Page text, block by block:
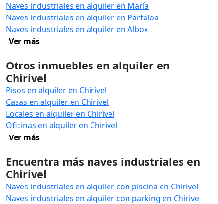
Naves industriales en alquiler en María
Naves industriales en alquiler en Partaloa
Naves industriales en alquiler en Albox
Ver más
Otros inmuebles en alquiler en
Chirivel
Pisos en alquiler en Chirivel
Casas en alquiler en Chirivel
Locales en alquiler en Chirivel
Oficinas en alquiler en Chirivel
Ver más
Encuentra más naves industriales en
Chirivel
Naves industriales en alquiler con piscina en Chirivel
Naves industriales en alquiler con parking en Chirivel